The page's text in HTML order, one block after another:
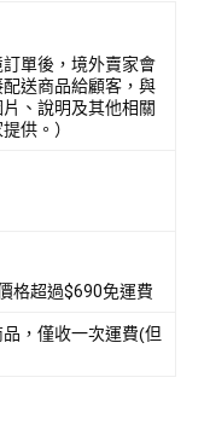
訂單後，境外賣家會
送商品給顧客，與
、說明及其他相關
供。）
格超過$690免運費
，僅收一次運費(但